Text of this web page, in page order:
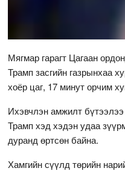
Мягмар гарагт Цагаан
Трамп засгийн газрынхаа
хоёр цаг, 17 минут орчим
Ихэвчлэн амжилт
Трамп хэд хэдэн удаа
дуранд өртсөн байна.
Хамгийн сүүлд төрийн